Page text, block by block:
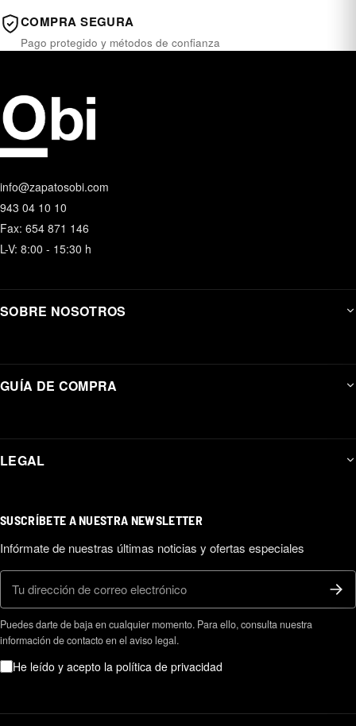
COMPRA SEGURA
Pago protegido y métodos de confianza
info@zapatosobi.com
943 04 10 10
Fax: 654 871 146
L-V: 8:00 - 15:30 h
SOBRE NOSOTROS
GUÍA DE COMPRA
LEGAL
SUSCRÍBETE A NUESTRA NEWSLETTER
Infórmate de nuestras últimas noticias y ofertas especiales
Puedes darte de baja en cualquier momento. Para ello, consulta nuestra
información de contacto en el aviso legal.
He leído y acepto la política de privacidad